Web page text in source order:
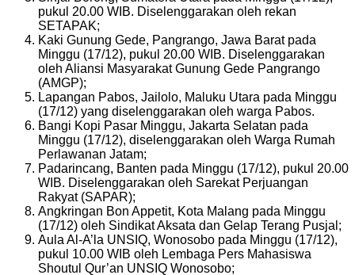
pukul 20.00 WIB. Diselenggarakan oleh rekan
SETAPAK;
Kaki Gunung Gede, Pangrango, Jawa Barat pada
Minggu (17/12), pukul 20.00 WIB. Diselenggarakan
oleh Aliansi Masyarakat Gunung Gede Pangrango
(AMGP);
Lapangan Pabos, Jailolo, Maluku Utara pada Minggu
(17/12) yang diselenggarakan oleh warga Pabos.
Bangi Kopi Pasar Minggu, Jakarta Selatan pada
Minggu (17/12), diselenggarakan oleh Warga Rumah
Perlawanan Jatam;
Padarincang, Banten pada Minggu (17/12), pukul 20.00
WIB. Diselenggarakan oleh Sarekat Perjuangan
Rakyat (SAPAR);
Angkringan Bon Appetit, Kota Malang pada Minggu
(17/12) oleh Sindikat Aksata dan Gelap Terang Pusjal;
Aula Al-A’la UNSIQ, Wonosobo pada Minggu (17/12),
pukul 10.00 WIB oleh Lembaga Pers Mahasiswa
Shoutul Qur’an UNSIQ Wonosobo;